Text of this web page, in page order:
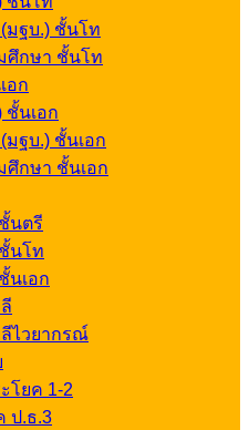
มฐบ.) ชั้นโท
ศึกษา ชั้นโท
อก
ชั้นเอก
ฐบ.) ชั้นเอก
ศึกษา ชั้นเอก
นตรี
นโท
นเอก
ไวยากรณ์
โยค 1-2
ป.ธ.3